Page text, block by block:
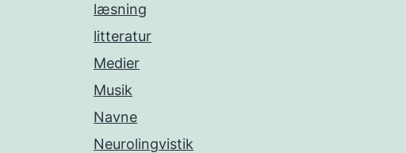
læsning
litteratur
Medier
Musik
Navne
Neurolingvistik